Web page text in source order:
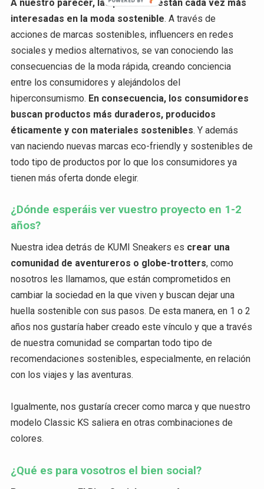
A nuestro parecer, las personas están cada vez más
interesadas en la moda sostenible. A través de
acciones de marcas sostenibles, influencers en redes
sociales y medios alternativos, se van conociendo las
consecuencias de la moda rápida, creando conciencia
entre los consumidores y alejándolos del
hiperconsumismo. En consecuencia, los consumidores
buscan productos más duraderos, producidos
éticamente y con materiales sostenibles. Y además
van naciendo nuevas marcas eco-friendly y sostenibles de
todo tipo de productos por lo que los consumidores ya
tienen más oferta donde elegir.
¿Dónde esperáis ver vuestro proyecto en 1-2
años?
Nuestra idea detrás de KUMI Sneakers es crear una
comunidad de aventureros o globe-trotters, como
nosotros les llamamos, que están comprometidos en
cambiar la sociedad en la que viven y buscan dejar una
huella sostenible con sus pasos. De esta manera, en 1 o 2
años nos gustaría haber creado este vínculo y que a través
de nuestra comunidad se compartan todo tipo de
recomendaciones sostenibles, especialmente, en relación
con los viajes y las aventuras.
Igualmente, nos gustaría crecer como marca y que nuestro
modelo Classic KS saliera en otras combinaciones de
colores.
¿Qué es para vosotros el bien social?